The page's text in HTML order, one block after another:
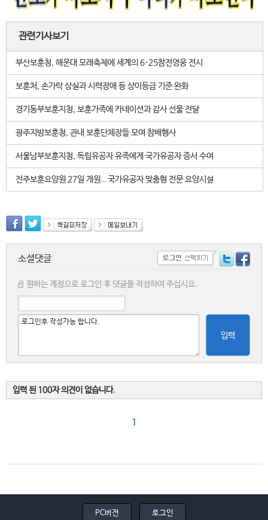
관련기사보기
부산보훈청, 해운대 모래축제에 세계의 6·25참전영웅 전시
보훈처, 손가락 상실과 시력장애 등 상이등급 기준 완화
경기동부보훈지청, 보훈가족에 카네이션과 감사 선물 전달
광주지방보훈청, 관내 보훈단체장들 모여 참배행사
서울남부보훈지청, 독립유공자 유족에게 국가유공자 증서 수여
전주보훈요양원 27일 개원...국가유공자 맞춤형 전문 요양시설
소셜댓글
원하는 계정으로 로그인 후 댓글을 작성하여 주십시요.
입력
입력 된 100자 의견이 없습니다.
1
PC버전 로그인